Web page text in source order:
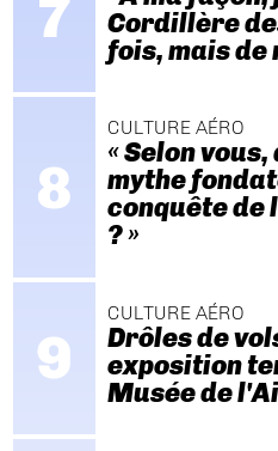
Cordillère
fois, mais de
CULTURE AÉRO
« Selon
mythe
conquête de
? »
CULTURE AÉRO
Drôles de
exposition
Musée de